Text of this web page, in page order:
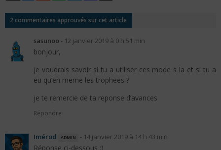
2 commentaires approuvés sur cet article
sasunoo - 12 janvier 2019 à 0 h 51 min
bonjour,
je voudrais savoir si tu a utiliser ces mode s la et si tu a
eu qu’en meme les trophees ?
je te remercie de ta reponse d’avances
Répondre
Imérod admin - 14 janvier 2019 à 14 h 43 min
Réponse ci-dessous :)